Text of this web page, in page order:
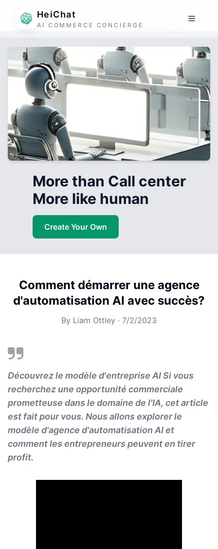
HeiChat
AI COMMERCE CONCIERGE
More than Call center
More like human
Create Your Own
Comment démarrer une agence
d'automatisation AI avec succès?
By Liam Ottley · 7/2/2023
Découvrez le modèle d'entreprise AI Si vous
recherchez une opportunité commerciale
prometteuse dans le domaine de l'IA, cet article
est fait pour vous. Nous allons explorer le
modèle d'agence d'automatisation AI et
comment les entrepreneurs peuvent en tirer
profit.